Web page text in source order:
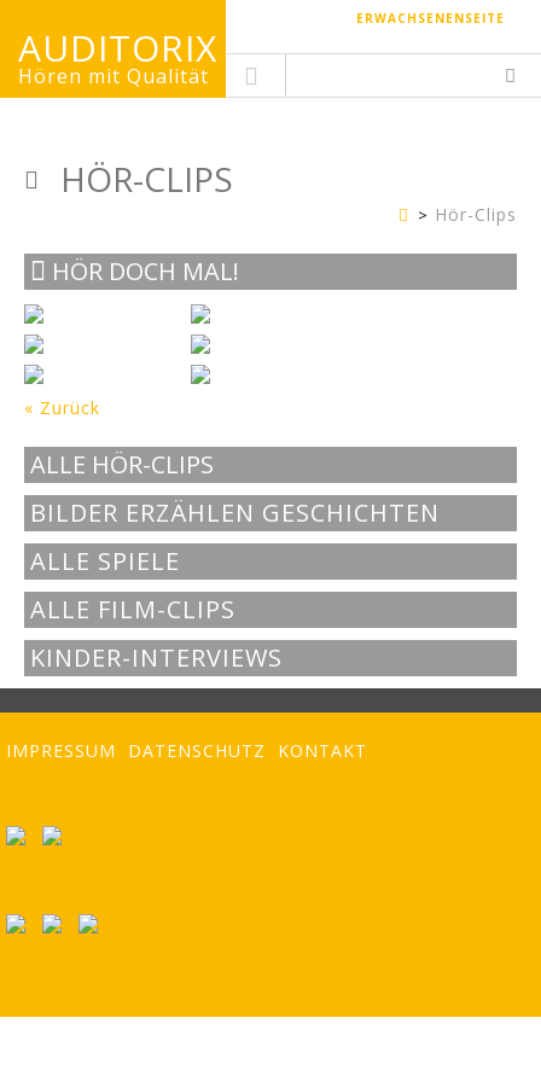
ERWACHSENENSEITE
AUDITORIX
Hören mit Qualität
HÖR-CLIPS
KinderseiteHör-Clips
HÖR DOCH MAL!
« Zurück
ALLE HÖR-CLIPS
BILDER ERZÄHLEN GESCHICHTEN
ALLE SPIELE
ALLE FILM-CLIPS
KINDER-INTERVIEWS
IMPRESSUM DATENSCHUTZ KONTAKT